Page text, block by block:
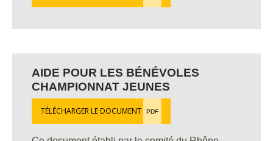
AIDE POUR LES BÉNÉVOLES
CHAMPIONNAT JEUNES
TÉLÉCHARGER LE DOCUMENT PDF